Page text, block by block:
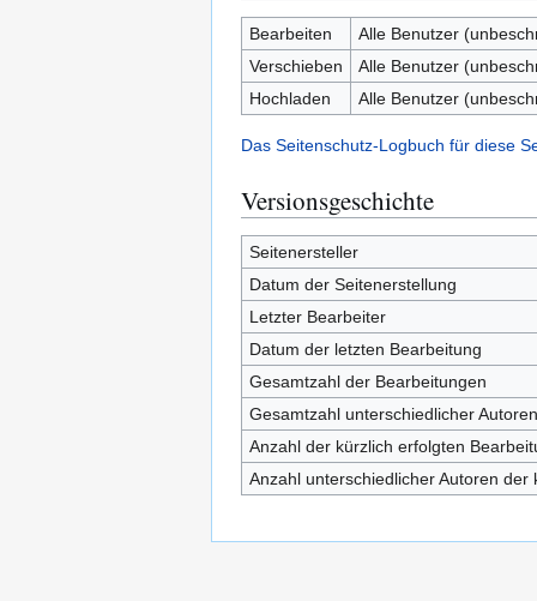
Bearbeiten
Alle Benutzer
Verschieben
Alle Benutzer
Hochladen
Alle Benutzer
Das Seitenschutz-Logbuch für diese
Versionsgeschichte
Seitenersteller
Datum der Seitenerstellung
Letzter Bearbeiter
Datum der letzten Bearbeitung
Gesamtzahl der Bearbeitungen
Gesamtzahl unterschiedlicher Autoren
Anzahl der kürzlich erfolgten
Anzahl unterschiedlicher Autoren